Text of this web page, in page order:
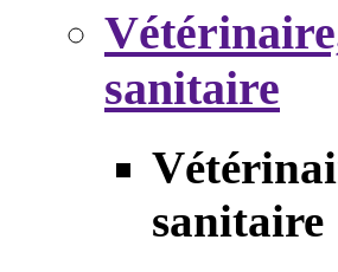
sanitaire
sanitaire